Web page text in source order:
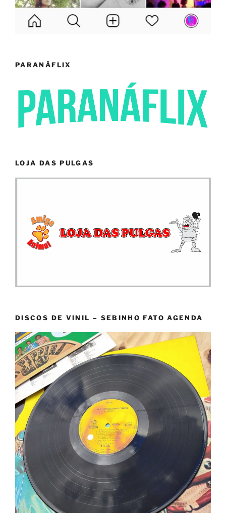
PARANÁFLIX
LOJA DAS PULGAS
DISCOS DE VINIL – SEBINHO FATO AGENDA